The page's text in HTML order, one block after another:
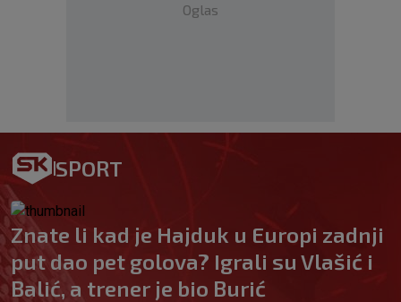
Oglas
SPORT
Znate li kad je Hajduk u Europi zadnji
put dao pet golova? Igrali su Vlašić i
Balić, a trener je bio Burić